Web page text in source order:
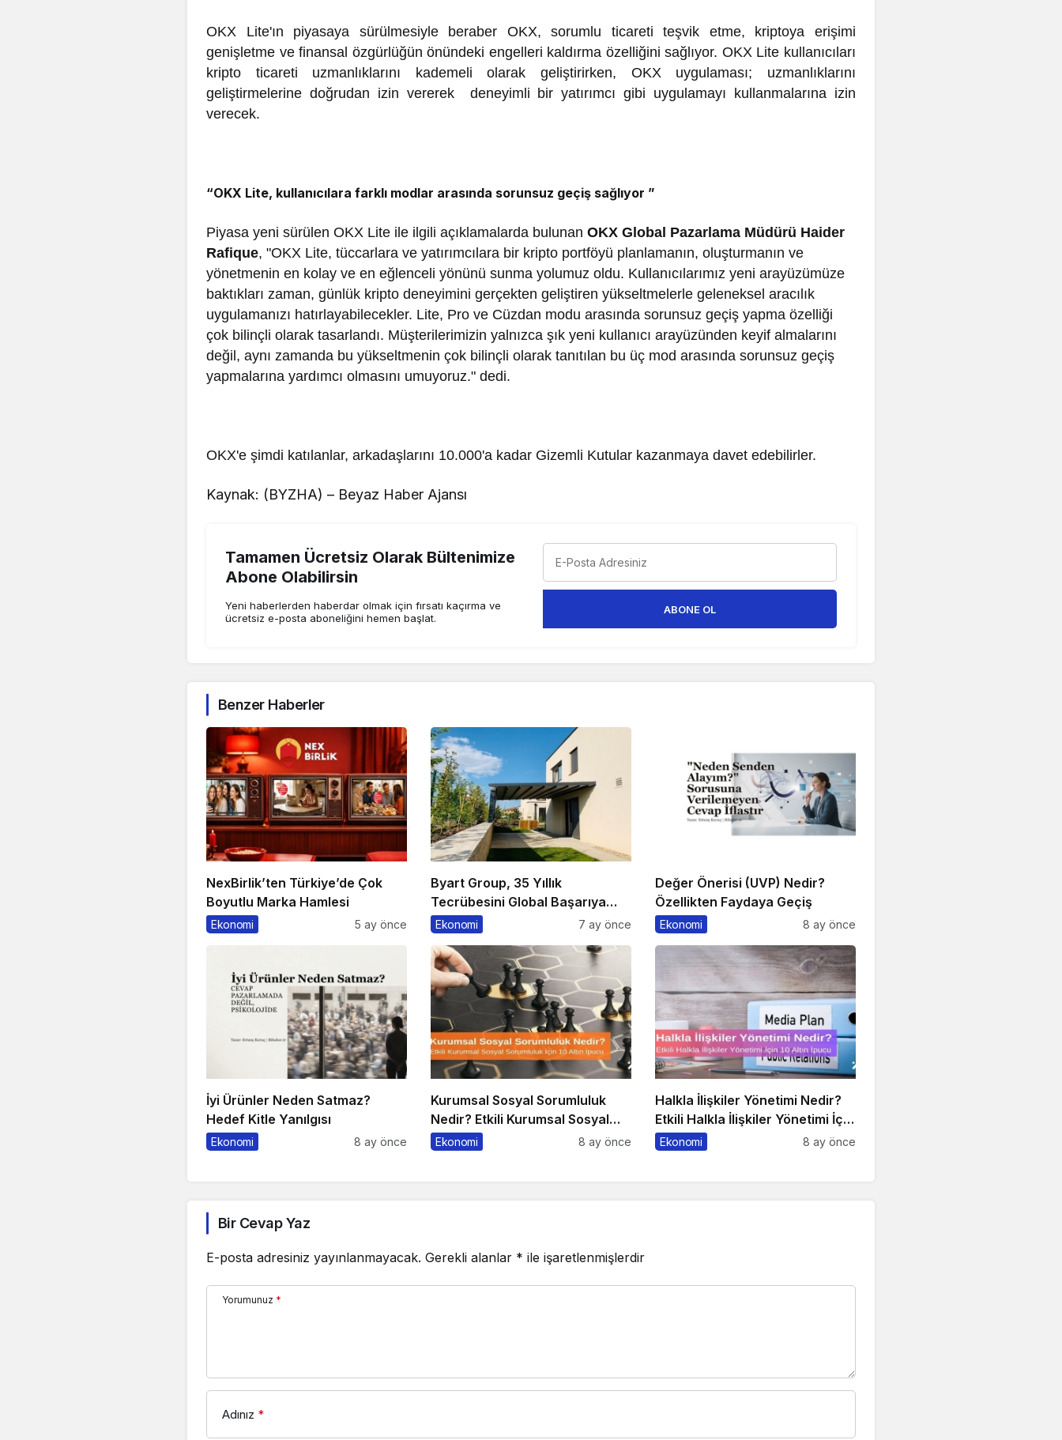
OKX Lite'ın piyasaya sürülmesiyle beraber OKX, sorumlu ticareti teşvik etme, kriptoya erişimi
genişletme ve finansal özgürlüğün önündeki engelleri kaldırma özelliğini sağlıyor. OKX Lite kullanıcıları
kripto ticareti uzmanlıklarını kademeli olarak geliştirirken, OKX uygulaması; uzmanlıklarını
geliştirmelerine doğrudan izin vererek deneyimli bir yatırımcı gibi uygulamayı kullanmalarına izin
verecek.
“OKX Lite, kullanıcılara farklı modlar arasında sorunsuz geçiş sağlıyor ”
Piyasa yeni sürülen OKX Lite ile ilgili açıklamalarda bulunanOKX Global Pazarlama Müdürü Haider
Rafique, "OKX Lite, tüccarlara ve yatırımcılara bir kripto portföyü planlamanın, oluşturmanın ve
yönetmenin en kolay ve en eğlenceli yönünü sunma yolumuz oldu. Kullanıcılarımız yeni arayüzümüze
baktıkları zaman, günlük kripto deneyimini gerçekten geliştiren yükseltmelerle geleneksel aracılık
uygulamanızı hatırlayabilecekler. Lite, Pro ve Cüzdan modu arasında sorunsuz geçiş yapma özelliği
çok bilinçli olarak tasarlandı. Müşterilerimizin yalnızca şık yeni kullanıcı arayüzünden keyif almalarını
değil, aynı zamanda bu yükseltmenin çok bilinçli olarak tanıtılan bu üç mod arasında sorunsuz geçiş
yapmalarına yardımcı olmasını umuyoruz." dedi.
OKX'e şimdi katılanlar, arkadaşlarını 10.000'a kadar Gizemli Kutular kazanmaya davet edebilirler.
Kaynak: (BYZHA) – Beyaz Haber Ajansı
Tamamen Ücretsiz Olarak Bültenimize
Abone Olabilirsin
Yeni haberlerden haberdar olmak için fırsatı kaçırma ve
ücretsiz e-posta aboneliğini hemen başlat.
ABONE OL
Benzer Haberler
NexBirlik’ten Türkiye’de Çok
Boyutlu Marka Hamlesi
Ekonomi 5 ay önce
Byart Group, 35 Yıllık
Tecrübesini Global Başarıya
Dönüştürüyor
Ekonomi 7 ay önce
Değer Önerisi (UVP) Nedir?
Özellikten Faydaya Geçiş
Ekonomi 8 ay önce
İyi Ürünler Neden Satmaz?
Hedef Kitle Yanılgısı
Ekonomi 8 ay önce
Kurumsal Sosyal Sorumluluk
Nedir? Etkili Kurumsal Sosyal
Sorumluluk İçin 10 Altın Öneri
Ekonomi 8 ay önce
Halkla İlişkiler Yönetimi Nedir?
Etkili Halkla İlişkiler Yönetimi İçin
10 Altın İpucu
Ekonomi 8 ay önce
Bir Cevap Yaz
E-posta adresiniz yayınlanmayacak. Gerekli alanlar * ile işaretlenmişlerdir
Yorumunuz *
Adınız *